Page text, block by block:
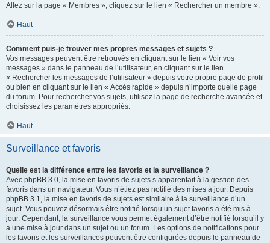
Allez sur la page « Membres », cliquez sur le lien « Rechercher un membre ».
Haut
Comment puis-je trouver mes propres messages et sujets ?
Vos messages peuvent être retrouvés en cliquant sur le lien « Voir vos
messages » dans le panneau de l’utilisateur, en cliquant sur le lien
« Rechercher les messages de l’utilisateur » depuis votre propre page de profil
ou bien en cliquant sur le lien « Accès rapide » depuis n’importe quelle page
du forum. Pour rechercher vos sujets, utilisez la page de recherche avancée et
choisissez les paramètres appropriés.
Haut
Surveillance et favoris
Quelle est la différence entre les favoris et la surveillance ?
Avec phpBB 3.0, la mise en favoris de sujets s’apparentait à la gestion des
favoris dans un navigateur. Vous n’étiez pas notifié des mises à jour. Depuis
phpBB 3.1, la mise en favoris de sujets est similaire à la surveillance d’un
sujet. Vous pouvez désormais être notifié lorsqu’un sujet favoris a été mis à
jour. Cependant, la surveillance vous permet également d’être notifié lorsqu’il y
a une mise à jour dans un sujet ou un forum. Les options de notifications pour
les favoris et les surveillances peuvent être configurées depuis le panneau de